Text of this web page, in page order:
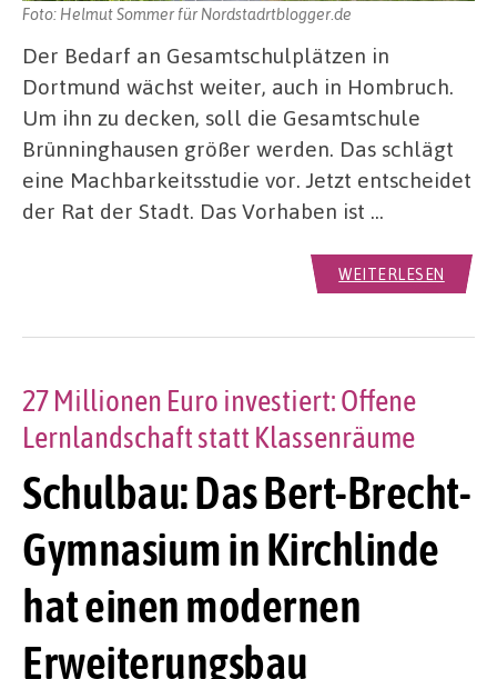
Foto: Helmut Sommer für Nordstadrtblogger.de
Der Bedarf an Gesamtschulplätzen in
Dortmund wächst weiter, auch in Hombruch.
Um ihn zu decken, soll die Gesamtschule
Brünninghausen größer werden. Das schlägt
eine Machbarkeitsstudie vor. Jetzt entscheidet
der Rat der Stadt. Das Vorhaben ist …
WEITERLESEN
Schulbau: Das Bert-Brecht-
Gymnasium in Kirchlinde
hat einen modernen
Erweiterungsbau
27 Millionen Euro investiert: Offene
Lernlandschaft statt Klassenräume